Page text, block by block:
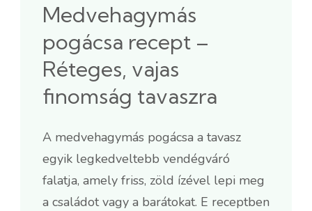
Medvehagymás
pogácsa recept –
Réteges, vajas
finomság tavaszra
A medvehagymás pogácsa a tavasz
egyik legkedveltebb vendégváró
falatja, amely friss, zöld ízével lepi meg
a családot vagy a barátokat. E receptben